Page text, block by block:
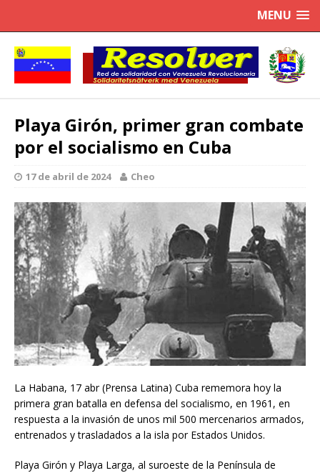
MENU
Playa Girón, primer gran combate
por el socialismo en Cuba
17 de abril de 2024 Cheo
La Habana, 17 abr (Prensa Latina) Cuba rememora hoy la
primera gran batalla en defensa del socialismo, en 1961, en
respuesta a la invasión de unos mil 500 mercenarios armados,
entrenados y trasladados a la isla por Estados Unidos.
Playa Girón y Playa Larga, al suroeste de la Península de